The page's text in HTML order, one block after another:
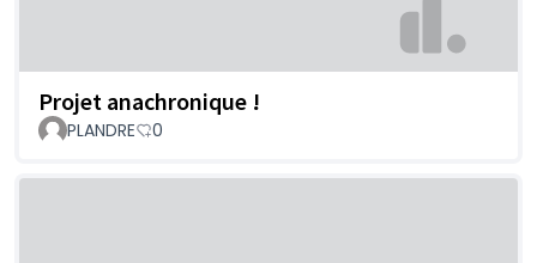
Projet anachronique !
PLANDRE 0